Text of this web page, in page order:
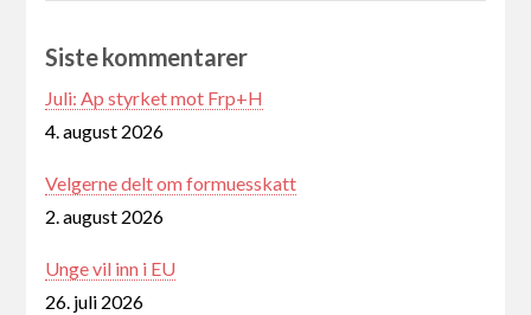
Siste kommentarer
Juli: Ap styrket mot Frp+H
4. august 2026
Velgerne delt om formuesskatt
2. august 2026
Unge vil inn i EU
26. juli 2026